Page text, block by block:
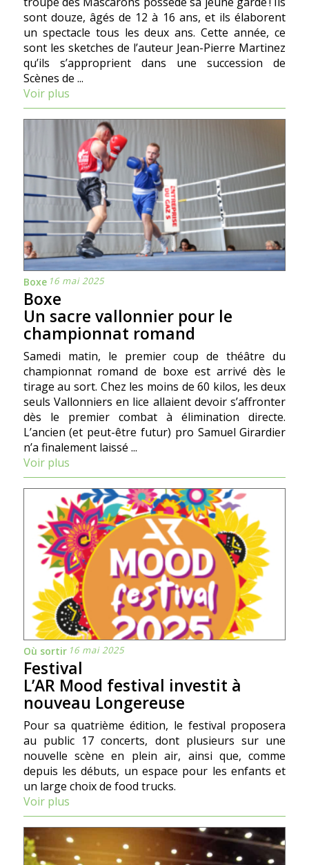
sont douze, âgés de 12 à 16 ans, et ils élaborent
un spectacle tous les deux ans. Cette année, ce
sont les sketches de l’auteur Jean-Pierre Martinez
qu’ils s’approprient dans une succession de
Scènes de ...
Voir plus
Boxe 16 mai 2025
Boxe
Un sacre vallonnier pour le
championnat romand
Samedi matin, le premier coup de théâtre du
championnat romand de boxe est arrivé dès le
tirage au sort. Chez les moins de 60 kilos, les deux
seuls Vallonniers en lice allaient devoir s’affronter
dès le premier combat à élimination directe.
L’ancien (et peut-être futur) pro Samuel Girardier
n’a finalement laissé ...
Voir plus
Où sortir 16 mai 2025
Festival
L’AR Mood festival investit à
nouveau Longereuse
Pour sa quatrième édition, le festival proposera
au public 17 concerts, dont plusieurs sur une
nouvelle scène en plein air, ainsi que, comme
depuis les débuts, un espace pour les enfants et
un large choix de food trucks.
Voir plus